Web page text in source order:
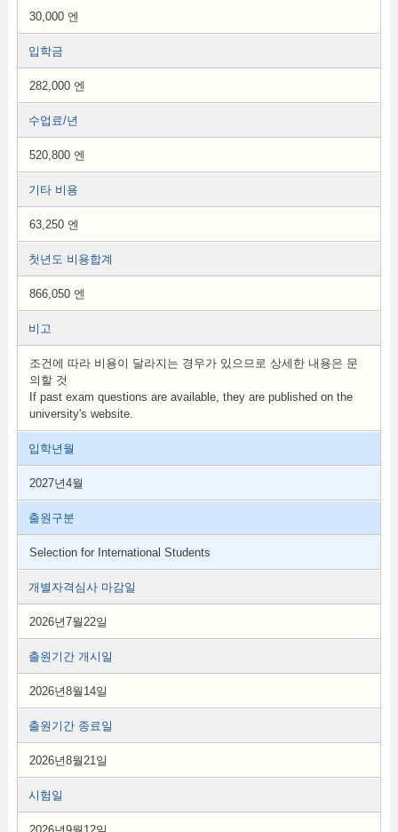
30,000 엔
입학금
282,000 엔
수업료/년
520,800 엔
기타 비용
63,250 엔
첫년도 비용합계
866,050 엔
비고
조건에 따라 비용이 달라지는 경우가 있으므로 상세한 내용은 문
의할 것
If past exam questions are available, they are published on the
university's website.
입학년월
2027년4월
출원구분
Selection for International Students
개별자격심사 마감일
2026년7월22일
출원기간 개시일
2026년8월14일
출원기간 종료일
2026년8월21일
시험일